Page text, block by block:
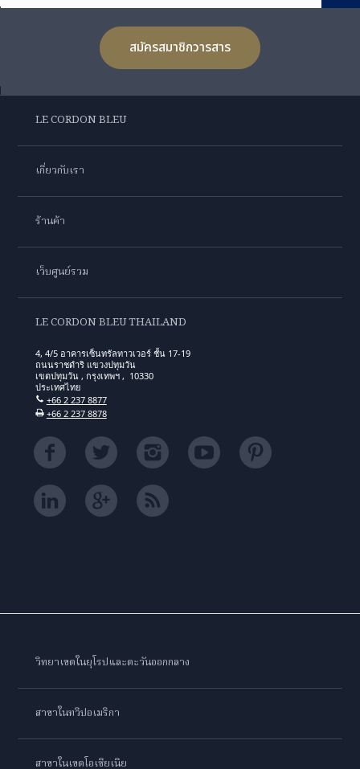
สมัครสมาชิกวารสาร
LE CORDON BLEU
เกี่ยวกับเรา
ร้านค้า
เว็บศูนย์รวม
LE CORDON BLEU THAILAND
4, 4/5 อาคารเซ็นทรัลทาวเวอร์ ชั้น 17-19
ถนนราชดำริ แขวงปทุมวัน
เขตปทุมวัน , กรุงเทพฯ , 10330
ประเทศไทย
+66 2 237 8877
+66 2 237 8878
วิทยาเขตในยุโรปและตะวันออกกลาง
สาขาในทวีปอเมริกา
สาขาในเขตโอเชียเนีย